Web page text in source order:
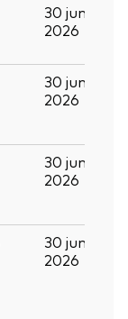
30 jun
2026
30 jun
2026
30 jun
2026
30 jun
2026